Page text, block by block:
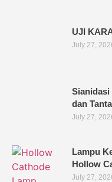
UJI
July 27,
Sianidasi
dan
July 27,
Lampu
Hollow
July 27,